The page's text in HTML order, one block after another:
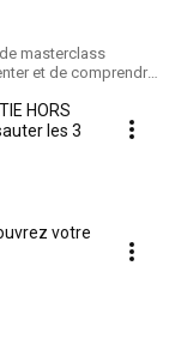
masterclass
et de comprendre
les 3
votre